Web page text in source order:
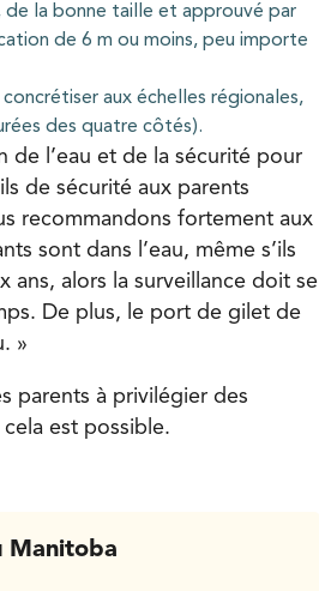
la bonne taille et approuvé par
de 6 m ou moins, peu importe
aux échelles régionales,
des quatre côtés).
de l’eau et de la sécurité pour
de sécurité aux parents
recommandons fortement aux
sont dans l’eau, même s’ils
ans, alors la surveillance doit se
De plus, le port de gilet de
»
parents à privilégier des
cela est possible.
Manitoba